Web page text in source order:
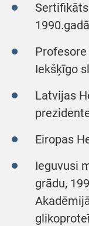
Iekšķīgo
Latvijas
Eiropas
Ieguvusi
grādu,